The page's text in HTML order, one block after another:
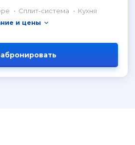
Сплит-система
Кухня
и цены